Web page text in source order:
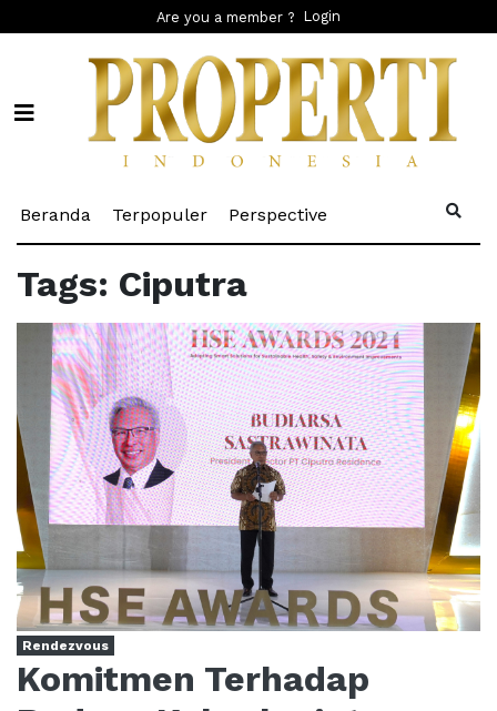
Are you a member ? Login
Beranda (current)
Terpopuler(current)
Perspective
Tags: Ciputra
Rendezvous
Komitmen Terhadap